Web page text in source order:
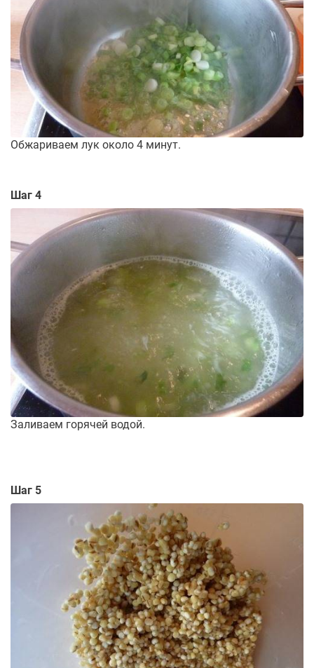
Обжариваем лук около 4 минут.
Шаг 4
Заливаем горячей водой.
Шаг 5